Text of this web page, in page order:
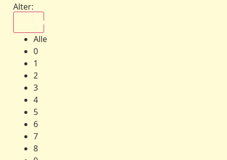
Alter:
Alle
0
1
2
3
4
5
6
7
8